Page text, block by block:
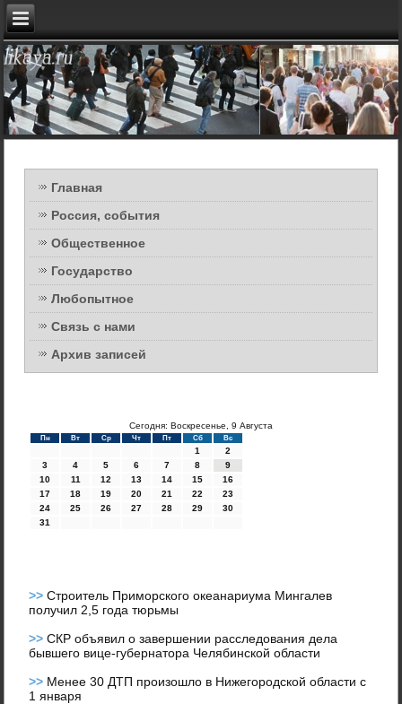
Главная
Россия, события
Общественное
Государство
Любопытное
Связь с нами
Архив записей
Сегодня: Воскресенье, 9 Августа
Пн Вт Ср Чт Пт Сб Вс
1
2
3
4 5 6 7 8
9
10
11 12 13 14 15
16
17
18 19 20 21 22
23
24
25 26 27 28 29
30
31
>>Строитель Приморского океанариума Мингалев
получил 2,5 года тюрьмы
>>СКР объявил о завершении расследования дела
бывшего вице-губернатора Челябинской области
>> Менее 30 ДТП произошло в Нижегородской области с
1 января